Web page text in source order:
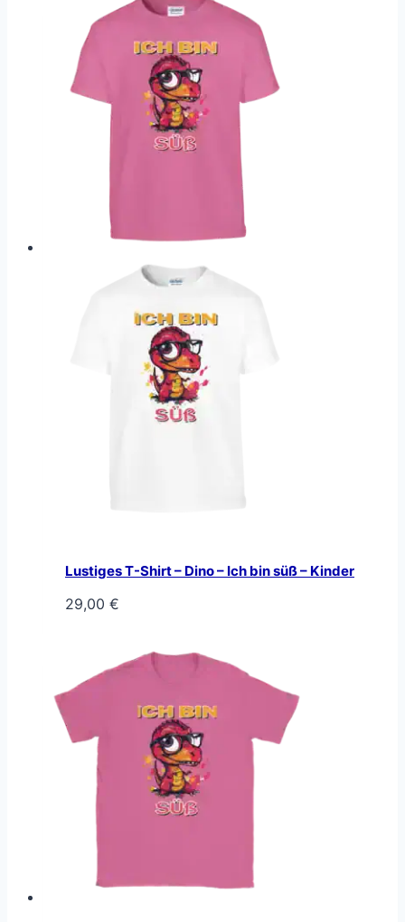
Lustiges T-Shirt – Dino – Ich bin süß – Kinder
29,00 €